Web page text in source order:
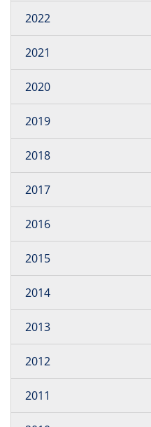
2022
2021
2020
2019
2018
2017
2016
2015
2014
2013
2012
2011